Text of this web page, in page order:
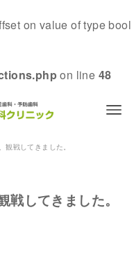
on value of type bool
on line 48
観戦してきました。
戦してきました。